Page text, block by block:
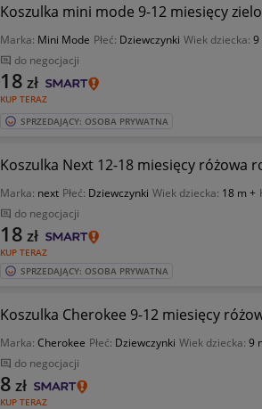
Koszulka mini mode 9-12 miesięcy
Marka: Mini Mode Płeć: Dziewczynki Wiek dziecka: 9
do negocjacji
KUP TERAZ
18 zł
SPRZEDAJĄCY: OSOBA PRYWATNA
Koszulka Next 12-18 miesięcy różowa
Marka: next Płeć: Dziewczynki Wiek dziecka: 18 m +
do negocjacji
KUP TERAZ
18 zł
SPRZEDAJĄCY: OSOBA PRYWATNA
Koszulka Cherokee 9-12 miesięcy
Marka: Cherokee Płeć: Dziewczynki Wiek dziecka: 9
do negocjacji
KUP TERAZ
8 zł